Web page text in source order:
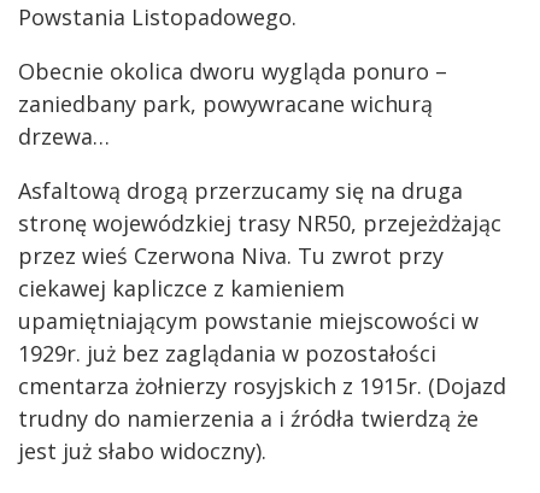
Powstania Listopadowego.
Obecnie okolica dworu wygląda ponuro –
zaniedbany park, powywracane wichurą
drzewa…
Asfaltową drogą przerzucamy się na druga
stronę wojewódzkiej trasy NR50, przejeżdżając
przez wieś Czerwona Niva. Tu zwrot przy
ciekawej kapliczce z kamieniem
upamiętniającym powstanie miejscowości w
1929r. już bez zaglądania w pozostałości
cmentarza żołnierzy rosyjskich z 1915r. (Dojazd
trudny do namierzenia a i źródła twierdzą że
jest już słabo widoczny).